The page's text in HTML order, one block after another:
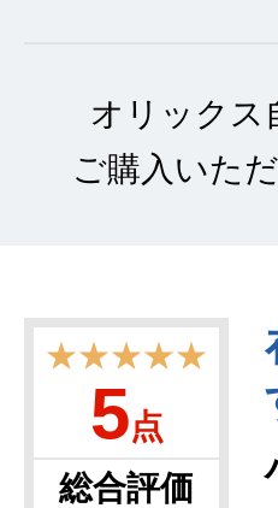
オリックス
ご購入いた
★★★★★
5点
総合評価